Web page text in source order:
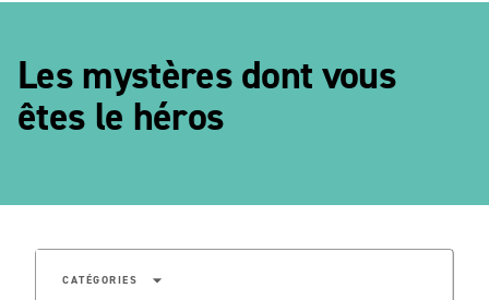
Les mystères dont vous
êtes le héros
CATÉGORIES arrow_drop_down